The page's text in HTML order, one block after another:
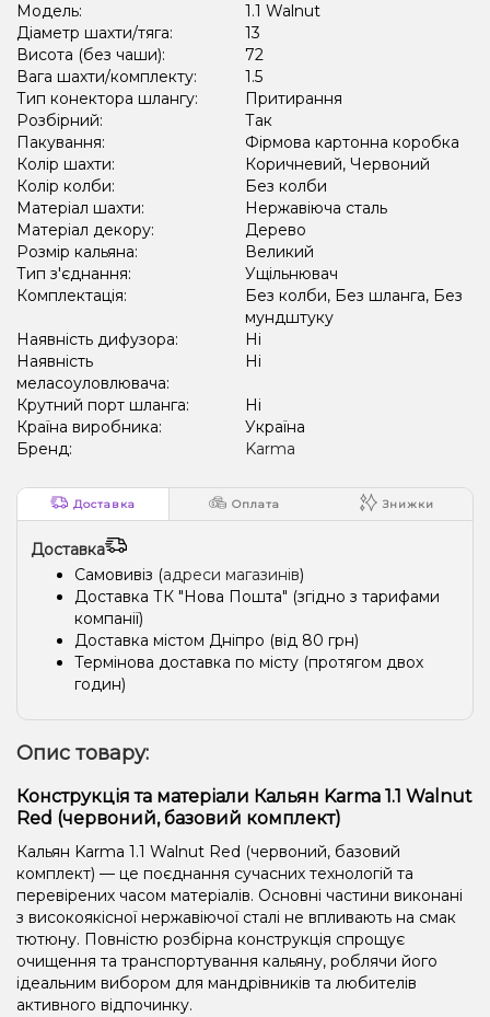
Модель:
1.1 Walnut
Діаметр шахти/тяга:
13
Висота (без чаши):
72
Вага шахти/комплекту:
1.5
Тип конектора шлангу:
Притирання
Розбірний:
Так
Пакування:
Фірмова картонна коробка
Колір шахти:
Коричневий, Червоний
Колір колби:
Без колби
Матеріал шахти:
Нержавіюча сталь
Матеріал декору:
Дерево
Розмір кальяна:
Великий
Тип з'єднання:
Ущільнювач
Комплектація:
Без колби, Без шланга, Без
мундштуку
Наявність дифузора:
Ні
Наявність
меласоуловлювача:
Ні
Крутний порт шланга:
Ні
Країна виробника:
Україна
Бренд:
Karma
Доставка Оплата Знижки
Доставка
Самовивіз (адреси магазинів)
Доставка ТК "Нова Пошта" (згідно з тарифами
компанії)
Доставка містом Дніпро (від 80 грн)
Термінова доставка по місту (протягом двох
годин)
Опис товару:
Конструкція та матеріали Кальян Karma 1.1 Walnut
Red (червоний, базовий комплект)
Кальян Karma 1.1 Walnut Red (червоний, базовий
комплект) — це поєднання сучасних технологій та
перевірених часом матеріалів. Основні частини виконані
з високоякісної нержавіючої сталі не впливають на смак
тютюну. Повністю розбірна конструкція спрощує
очищення та транспортування кальяну, роблячи його
ідеальним вибором для мандрівників та любителів
активного відпочинку.